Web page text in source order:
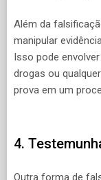
Além da
manipular
Isso pode
drogas ou
prova em um
4.
Outra forma de